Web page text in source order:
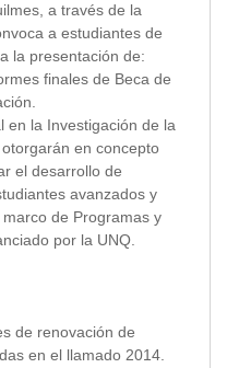
a través de la
a estudiantes de
la presentación de:
finales de Beca de
en la Investigación de la
en concepto
el desarrollo de
avanzados y
de Programas y
por la UNQ.
de renovación de
en el llamado 2014.